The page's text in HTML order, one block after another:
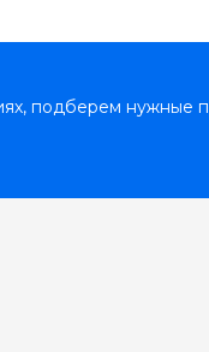
подберем нужные